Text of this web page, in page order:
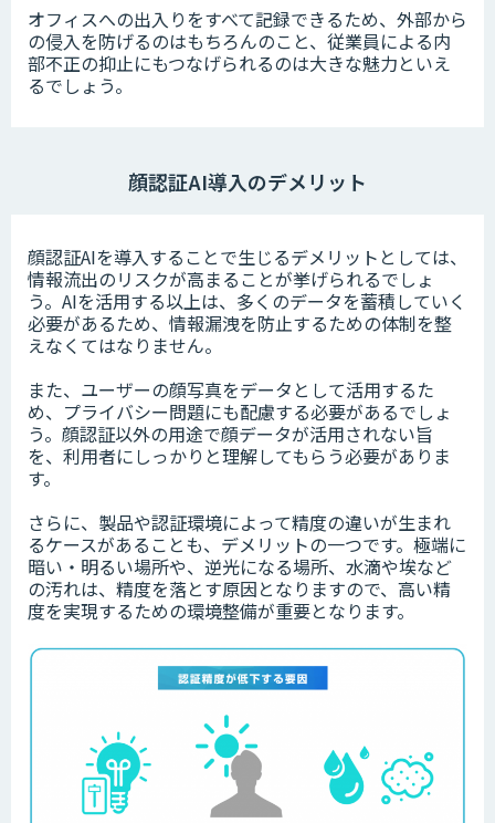
オフィスへの出入りをすべて記録できるため、外部から
の侵入を防げるのはもちろんのこと、従業員による内
部不正の抑止にもつなげられるのは大きな魅力といえ
るでしょう。
顔認証AI導入のデメリット
顔認証AIを導入することで生じるデメリットとしては、
情報流出のリスクが高まることが挙げられるでしょ
う。AIを活用する以上は、多くのデータを蓄積していく
必要があるため、情報漏洩を防止するための体制を整
えなくてはなりません。
また、ユーザーの顔写真をデータとして活用するた
め、プライバシー問題にも配慮する必要があるでしょ
う。顔認証以外の用途で顔データが活用されない旨
を、利用者にしっかりと理解してもらう必要がありま
す。
さらに、製品や認証環境によって精度の違いが生まれ
るケースがあることも、デメリットの一つです。極端に
暗い・明るい場所や、逆光になる場所、水滴や埃など
の汚れは、精度を落とす原因となりますので、高い精
度を実現するための環境整備が重要となります。